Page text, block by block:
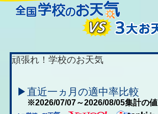
頑張れ！学校のお天気
▶直近一ヵ月の適中率比較
※2026/07/07～2026/08/05集計の値